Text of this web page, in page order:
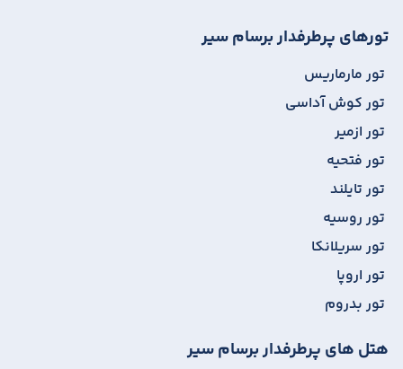
تورهای پرطرفدار برسام سیر
تور مارماریس
تور کوش آداسی
تور ازمیر
تور فتحیه
تور تایلند
تور روسیه
تور سریلانکا
تور اروپا
تور بدروم
هتل های پرطرفدار برسام سیر